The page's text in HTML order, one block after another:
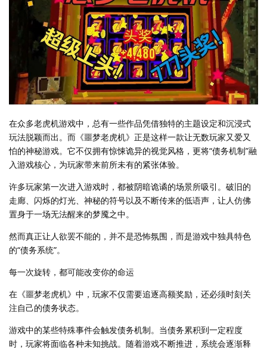
在众多老虎机游戏中，总有一些作品凭借独特的主题设定和沉浸式
玩法脱颖而出。而《噩梦老虎机》正是这样一款让无数玩家又爱又
怕的神秘游戏。它不仅拥有惊悚诡异的视觉风格，更将“债务机制”融
入游戏核心，为玩家带来前所未有的紧张体验。
许多玩家第一次进入游戏时，都被阴暗诡谲的场景所吸引。破旧的
走廊、闪烁的灯光、神秘的符号以及不断传来的低语声，让人仿佛
置身于一场无法醒来的梦魇之中。
然而真正让人欲罢不能的，并不是恐怖氛围，而是游戏中独具特色
的“债务系统”。
每一次旋转，都可能改变你的命运
在《噩梦老虎机》中，玩家不仅需要追逐高额奖励，还必须时刻关
注自己的债务状态。
游戏中的某些特殊事件会触发债务机制。当债务累积到一定程度
时，玩家将面临各种未知挑战。随着游戏不断推进，系统会逐渐释